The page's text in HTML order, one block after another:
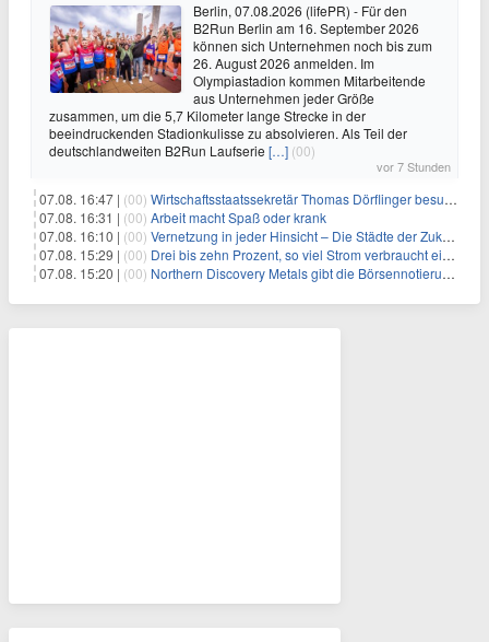
Berlin, 07.08.2026 (lifePR) - Für den
B2Run Berlin am 16. September 2026
können sich Unternehmen noch bis zum
26. August 2026 anmelden. Im
Olympiastadion kommen Mitarbeitende
aus Unternehmen jeder Größe
zusammen, um die 5,7 Kilometer lange Strecke in der
beeindruckenden Stadionkulisse zu absolvieren. Als Teil der
deutschlandweiten B2Run Laufserie […] (00)
vor 7 Stunden
07.08. 16:47 | (00) Wirtschaftsstaatssekretär Thomas Dörflinger besucht Handwerksbetrieb im Kammerbezirk Freiburg
07.08. 16:31 | (00) Arbeit macht Spaß oder krank
07.08. 16:10 | (00) Vernetzung in jeder Hinsicht – Die Städte der Zukunft sind grün-blau
07.08. 15:29 | (00) Drei bis zehn Prozent, so viel Strom verbraucht ein Aufzug im Gebäude
07.08. 15:20 | (00) Northern Discovery Metals gibt die Börsennotierung an der Frankfurter Wertpapierbörse bekannt